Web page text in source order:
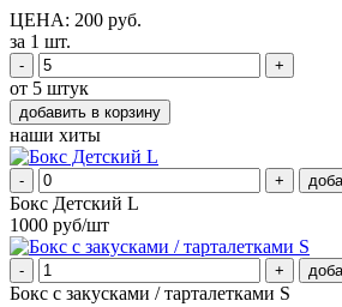
ЦЕНА: 200 руб.
за 1 шт.
- +
от 5 штук
наши хиты
- +
Бокс Детский L
1000 руб/шт
- +
Бокс с закусками / тарталетками S